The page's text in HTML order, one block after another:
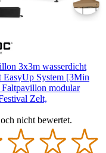
3x3m wasserdicht
EasyUp System [3Min
modular
Zelt,
nicht bewertet.